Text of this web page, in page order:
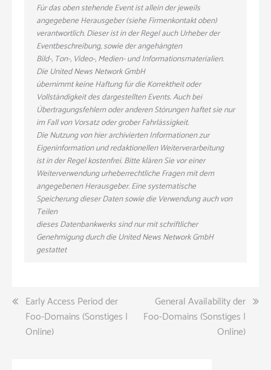
Für das oben stehende Event ist allein der jeweils
angegebene Herausgeber (siehe Firmenkontakt oben)
verantwortlich. Dieser ist in der Regel auch Urheber der
Eventbeschreibung, sowie der angehängten
Bild-, Ton-, Video-, Medien- und Informationsmaterialien.
Die United News Network GmbH
übernimmt keine Haftung für die Korrektheit oder
Vollständigkeit des dargestellten Events. Auch bei
Übertragungsfehlern oder anderen Störungen haftet sie nur
im Fall von Vorsatz oder grober Fahrlässigkeit.
Die Nutzung von hier archivierten Informationen zur
Eigeninformation und redaktionellen Weiterverarbeitung
ist in der Regel kostenfrei. Bitte klären Sie vor einer
Weiterverwendung urheberrechtliche Fragen mit dem
angegebenen Herausgeber. Eine systematische
Speicherung dieser Daten sowie die Verwendung auch von
Teilen
dieses Datenbankwerks sind nur mit schriftlicher
Genehmigung durch die United News Network GmbH
gestattet
Beitragsnavigation
Early Access Period der
Foo-Domains (Sonstiges |
Online)
General Availability der
Foo-Domains (Sonstiges |
Online)